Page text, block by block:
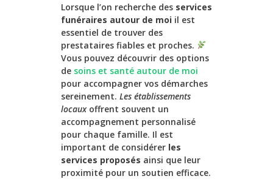
Lorsque l’on recherche des services
funéraires autour de moi il est
essentiel de trouver des
prestataires fiables et proches.
Vous pouvez découvrir des options
de soins et santé autour de moi
pour accompagner vos démarches
sereinement. Les établissements
locauxoffrent souvent un
accompagnement personnalisé
pour chaque famille. Il est
important de considérer les
services proposés ainsi que leur
proximité pour un soutien efficace.